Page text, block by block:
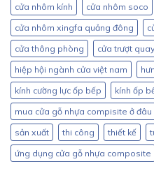
cửa nhôm kính
cửa nhôm soco
cửa nhôm xingfa quảng đông
cửa thông phòng
cửa trượt quay
hiệp hội ngành cửa việt nam
kính cường lực ốp bếp
kính ốp
mua cửa gỗ nhựa compisite ở đâu
sản xuất
thi công thiết kế
ứng dụng cửa gỗ nhựa composite